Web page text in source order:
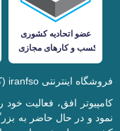
فروشگاه اینترنتی iranfso (کامپیوتر افق)
نمود و در حال حاضر به